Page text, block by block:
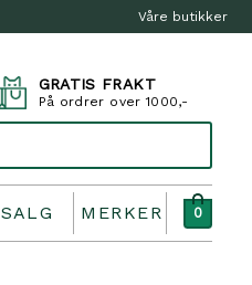
Våre butikker
GRATIS FRAKT
På ordrer over 1000,-
SALG MERKER 0